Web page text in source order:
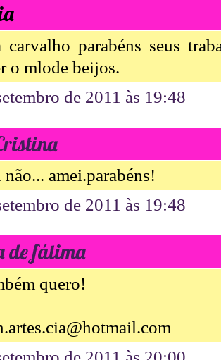
carvalho parabéns seus
o mlode beijos.
de 2011 às 19:48
não... amei.parabéns!
de 2011 às 19:48
de fátima
quero!